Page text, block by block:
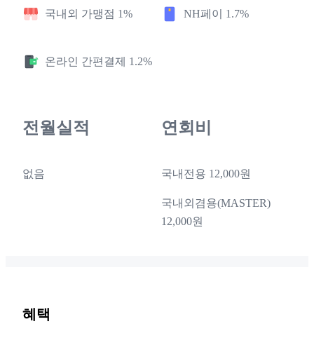
국내외 가맹점 1% NH페이 1.7%
온라인 간편결제 1.2%
전월실적
없음
연회비
국내전용 12,000원
국내외겸용(MASTER)
12,000원
혜택